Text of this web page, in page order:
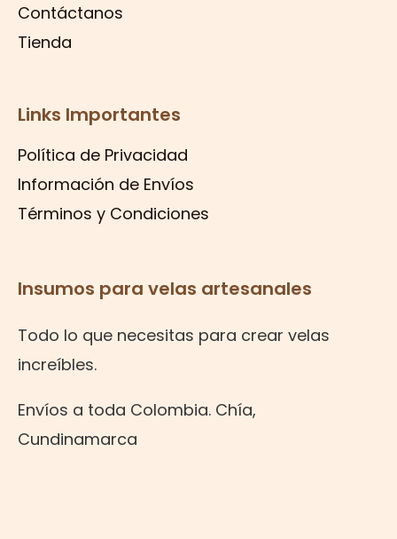
Contáctanos
Tienda
Links Importantes
Política de Privacidad
Información de Envíos
Términos y Condiciones
Insumos para velas artesanales
Todo lo que necesitas para crear velas
increíbles.
Envíos a toda Colombia. Chía,
Cundinamarca